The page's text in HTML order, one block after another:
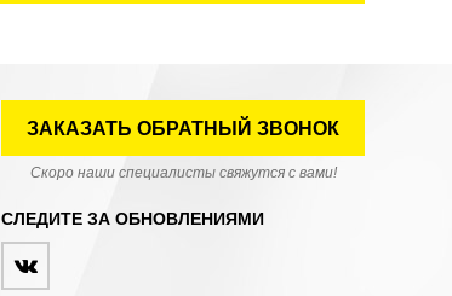
ЗАКАЗАТЬ ОБРАТНЫЙ ЗВОНОК
Скоро наши специалисты свяжутся с вами!
СЛЕДИТЕ ЗА ОБНОВЛЕНИЯМИ